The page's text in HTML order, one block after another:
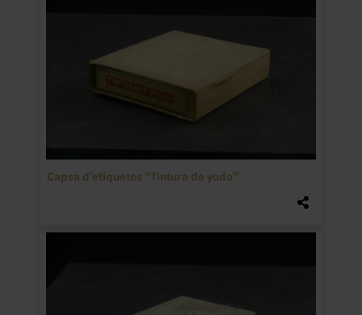
Capsa d’etiquetes “Tintura de yodo”